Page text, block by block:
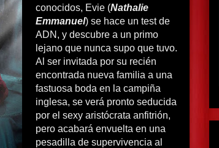
conocidos, Evie (Nathalie
Emmanuel) se hace un test de
ADN, y descubre a un primo
lejano que nunca supo que tuvo.
Al ser invitada por su recién
encontrada nueva familia a una
fastuosa boda en la campiña
inglesa, se verá pronto seducida
por el sexy aristócrata anfitrión,
pero acabará envuelta en una
pesadilla de supervivencia al